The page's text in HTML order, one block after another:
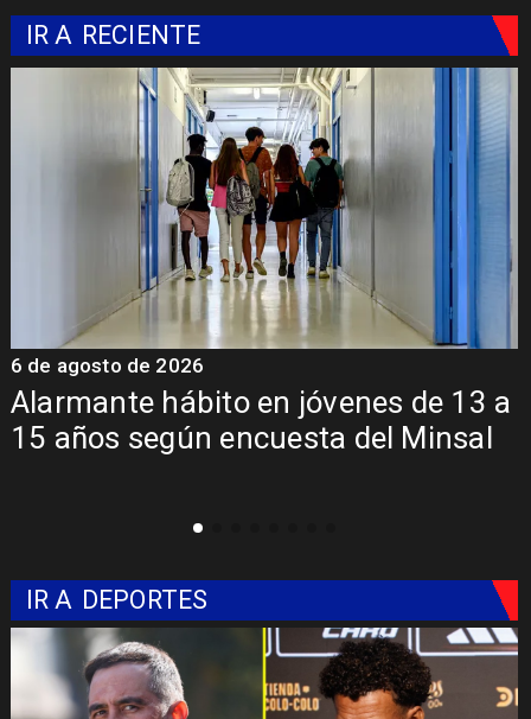
IR A RECIENTE
Aprueban creación del Parque
Sebastián Piñera con inversión de $4
6 de agosto de 2026
IR A DEPORTES